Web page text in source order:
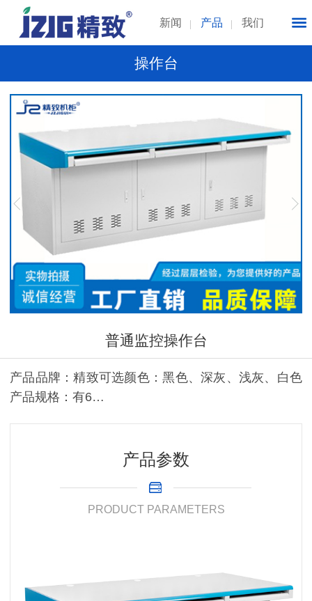
新闻 产品 我们
操作台
1/1
普通监控操作台
产品品牌：精致可选颜色：黑色、深灰、浅灰、白色
产品规格：有6…
产品参数
PRODUCT PARAMETERS